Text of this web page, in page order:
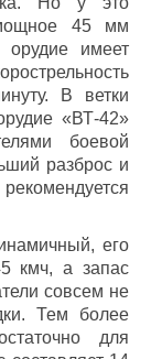
45 мм
имеет
В ветки
«ВТ-42»
боевой
разброс и
его
кмч, а запас
совсем не
Тем более
для